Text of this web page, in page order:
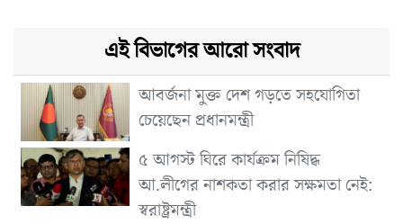
এই বিভাগের আরো সংবাদ
আবর্জনা মুক্ত দেশ গড়তে সহযোগিতা
চেয়েছেন প্রধানমন্ত্রী
৫ আগস্ট ঘিরে কার্যক্রম নিষিদ্ধ
আ.লীগের নাশকতা করার সক্ষমতা নেই:
স্বরাষ্ট্রমন্ত্রী